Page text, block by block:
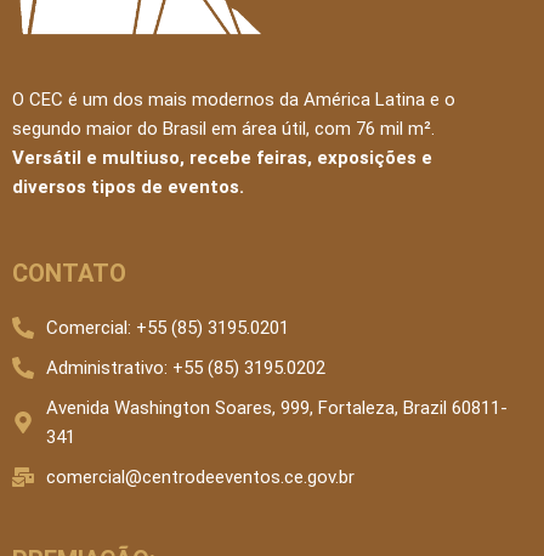
O CEC é um dos mais modernos da América Latina e o
segundo maior do Brasil em área útil, com 76 mil m².
Versátil e multiuso, recebe feiras, exposições e
diversos tipos de eventos.
CONTATO
Comercial: +55 (85) 3195.0201
Administrativo: +55 (85) 3195.0202
Avenida Washington Soares, 999, Fortaleza, Brazil 60811-
341
comercial@centrodeeventos.ce.gov.br